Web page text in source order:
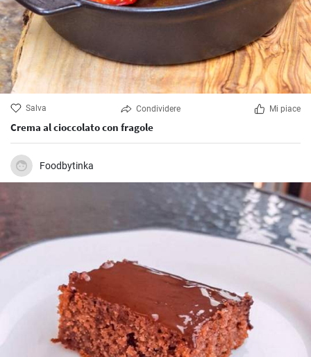
Salva Condividere Mi piace
Crema al cioccolato con fragole
Foodbytinka